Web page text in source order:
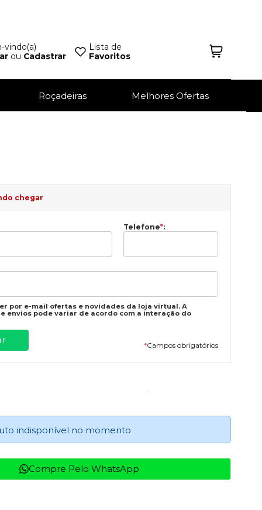
vindo(a)
ou Cadastrar
Lista de
Favoritos
Roçadeiras Melhores Ofertas
chegar
Telefone*:
por e-mail ofertas e novidades da loja virtual. A
envios pode variar de acordo com a interação do
*Campos obrigatórios
indisponível no momento
Compre Pelo WhatsApp